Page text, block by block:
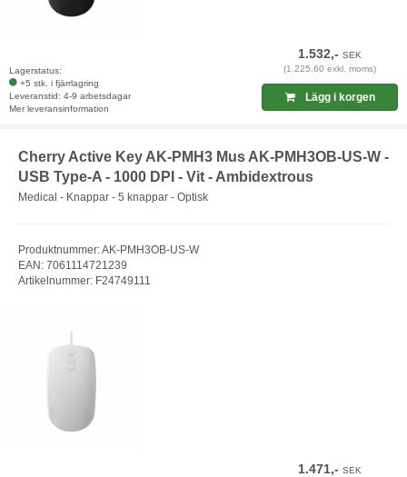
Lagerstatus:
+5 stk. i fjärrlagring
Leveranstid: 4-9 arbetsdagar
Mer leveransinformation
1.532,-SEK
(1.225,60 exkl. moms)
Lägg i korgen
Cherry Active Key AK-PMH3 Mus AK-PMH3OB-US-W -
USB Type-A - 1000 DPI - Vit - Ambidextrous
Medical - Knappar - 5 knappar - Optisk
Produktnummer: AK-PMH3OB-US-W
EAN: 7061114721239
Artikelnummer: F24749111
1.471,-SEK